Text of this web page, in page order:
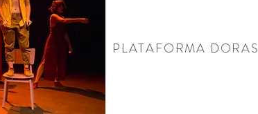
PLATAFORMA DORAS